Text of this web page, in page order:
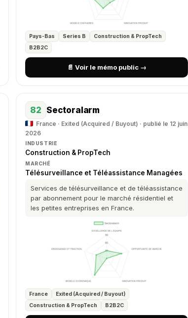
Pays-Bas Series B
Construction & PropTech
B2B2C
📄 Voir le mémo public →
82 Sectoralarm
France · Exited (Acquired / Buyout) · publié le 12 juin
2026
INDUSTRIE
Construction & PropTech
MARCHÉ
Télésurveillance et Téléassistance Managées
Services de télésurveillance et de téléassistance
par abonnement pour le marché résidentiel et
les petites entreprises en France.
France
Exited (Acquired / Buyout)
Construction & PropTech
B2B2C